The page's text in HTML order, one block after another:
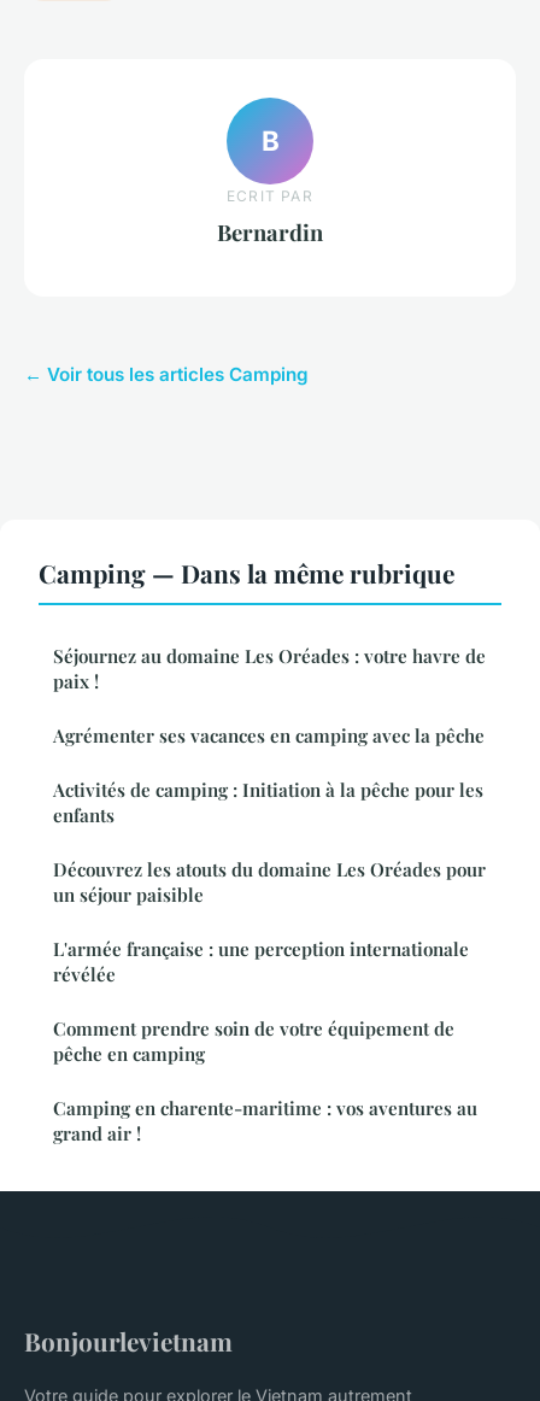
B
ECRIT PAR
Bernardin
← Voir tous les articles Camping
Camping — Dans la même rubrique
Séjournez au domaine Les Oréades : votre havre de
paix !
Agrémenter ses vacances en camping avec la pêche
Activités de camping : Initiation à la pêche pour les
enfants
Découvrez les atouts du domaine Les Oréades pour
un séjour paisible
L'armée française : une perception internationale
révélée
Comment prendre soin de votre équipement de
pêche en camping
Camping en charente-maritime : vos aventures au
grand air !
Bonjourlevietnam
Votre guide pour explorer le Vietnam autrement